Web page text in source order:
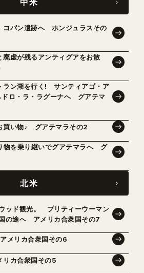
中米
コパン遺跡へ ホンジュラスその
廃虚が残るアンティグアをお散
ラン湖を行く! サンティアゴ・ア
ドロ・ラ・ラグーナへ グアテマ
買い物♪ グアテマラその2
物を乗り継いでグアテマラへ グ
北米
ッド観光。 プリティーウーマン
の途へ アメリカ合衆国その7
メリカ合衆国その6
カ合衆国その5